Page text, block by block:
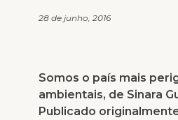
28 de junho, 2016
Somos o país mais
ambientais, de Sinara
Publicado